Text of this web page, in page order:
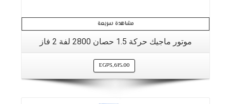
مشاهدة سريعة
موتور ماجيك حركة 1.5 حصان 2800 لفة 2 فاز
EGP3,615.00